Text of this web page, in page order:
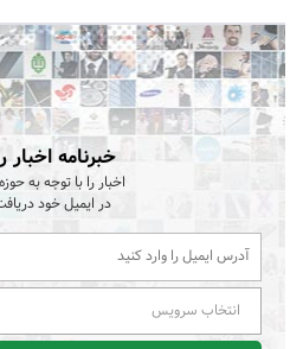
خبرنامه
اخبار را با توجه به
در ایمیل خود
انتخاب سرویس